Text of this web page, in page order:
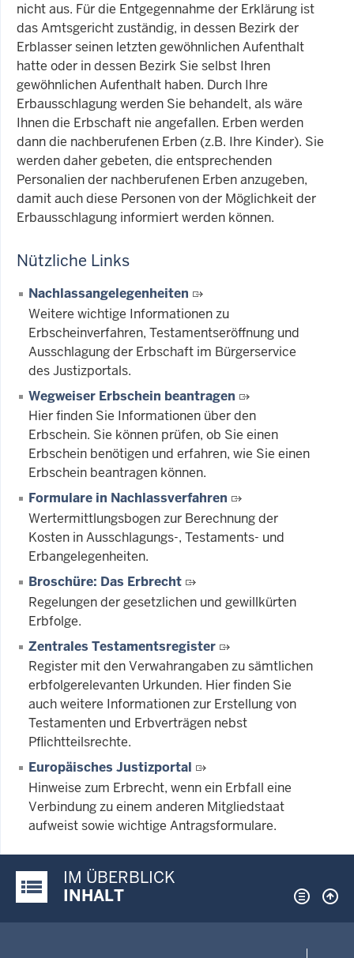
nicht aus. Für die Entgegennahme der Erklärung ist
das Amtsgericht zuständig, in dessen Bezirk der
Erblasser seinen letzten gewöhnlichen Aufenthalt
hatte oder in dessen Bezirk Sie selbst Ihren
gewöhnlichen Aufenthalt haben. Durch Ihre
Erbausschlagung werden Sie behandelt, als wäre
Ihnen die Erbschaft nie angefallen. Erben werden
dann die nachberufenen Erben (z.B. Ihre Kinder). Sie
werden daher gebeten, die entsprechenden
Personalien der nachberufenen Erben anzugeben,
damit auch diese Personen von der Möglichkeit der
Erbausschlagung informiert werden können.
Nützliche Links
Nachlassangelegenheiten
Weitere wichtige Informationen zu
Erbscheinverfahren, Testamentseröffnung und
Ausschlagung der Erbschaft im Bürgerservice
des Justizportals.
Wegweiser Erbschein beantragen
Hier finden Sie Informationen über den
Erbschein. Sie können prüfen, ob Sie einen
Erbschein benötigen und erfahren, wie Sie einen
Erbschein beantragen können.
Formulare in Nachlassverfahren
Wertermittlungsbogen zur Berechnung der
Kosten in Ausschlagungs-, Testaments- und
Erbangelegenheiten.
Broschüre: Das Erbrecht
Regelungen der gesetzlichen und gewillkürten
Erbfolge.
Zentrales Testamentsregister
Register mit den Verwahrangaben zu sämtlichen
erbfolgerelevanten Urkunden. Hier finden Sie
auch weitere Informationen zur Erstellung von
Testamenten und Erbverträgen nebst
Pflichtteilsrechte.
Europäisches Justizportal
Hinweise zum Erbrecht, wenn ein Erbfall eine
Verbindung zu einem anderen Mitgliedstaat
aufweist sowie wichtige Antragsformulare.
Justiz-Portal im Überblick:
IM ÜBERBLICK
INHALT